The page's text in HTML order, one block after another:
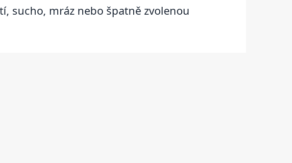
sucho, mráz nebo špatně zvolenou